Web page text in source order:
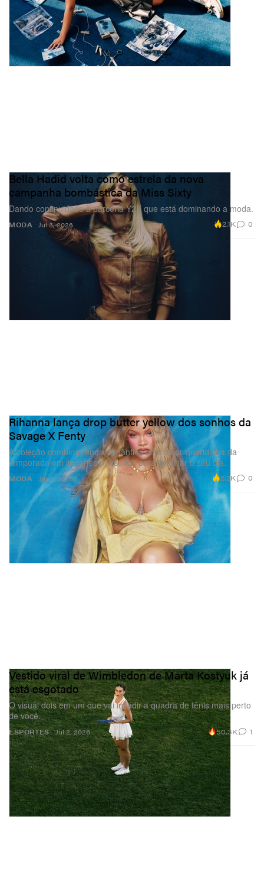
MODA
Bella Hadid volta como estrela da nova
campanha bombástica da Miss Sixty
Dando continuidade à parceria Y2K que está dominando a moda.
Jul 3, 2026 2.1K 0
MODA
Rihanna lança drop butter yellow dos sonhos da
Savage X Fenty
A coleção combina renda romântica com a cor‑queridinha da
temporada em lingeries pensadas para iluminar o seu dia.
Jul 3, 2026 2.2K 0
ESPORTES
Vestido viral de Wimbledon de Marta Kostyuk já
está esgotado
O visual dois em um que vai invadir a quadra de tênis mais perto
de você.
Jul 2, 2026 50.3K 1